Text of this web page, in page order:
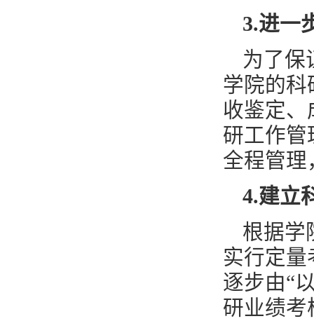
3.进一
为了保
学院的科
收鉴定
研工作管
全程管理
4.建立
根据学
实行定
逐步由“
研业绩考